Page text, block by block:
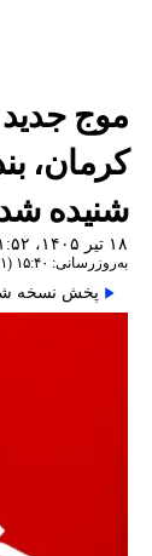
موج
کرمان،
شنیده
۱۸ تیر ۱۴۰۵، ۱۱:۵۲ (‎+۱ گرینویچ)
به‌روزرسانی: ۱۵:۴۰ (‎+۱ گرینویچ)
پخش نسخه